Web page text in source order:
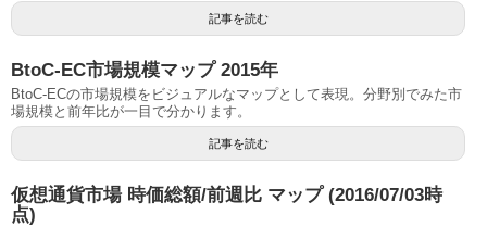
記事を読む
BtoC-EC市場規模マップ 2015年
BtoC-ECの市場規模をビジュアルなマップとして表現。分野別でみた市
場規模と前年比が一目で分かります。
記事を読む
仮想通貨市場 時価総額/前週比 マップ (2016/07/03時
点)